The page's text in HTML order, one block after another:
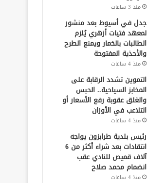
منذ 3 ساعات
جدل في أسيوط بعد منشور
لمعهد فتيات أزهري يُلزم
الطالبات بالخمار ويمنع الطرح
والأحذية المفتوحة
منذ 4 ساعات
التموين تشدد الرقابة على
المخابز السياحية.. الحبس
والغلق عقوبة رفع الأسعار أو
التلاعب في الأوزان
منذ 4 ساعات
رئيس بلدية طرابزون يواجه
انتقادات بعد شراء أكثر من 6
آلاف قميص للنادي عقب
انضمام محمد صلاح
منذ 4 ساعات